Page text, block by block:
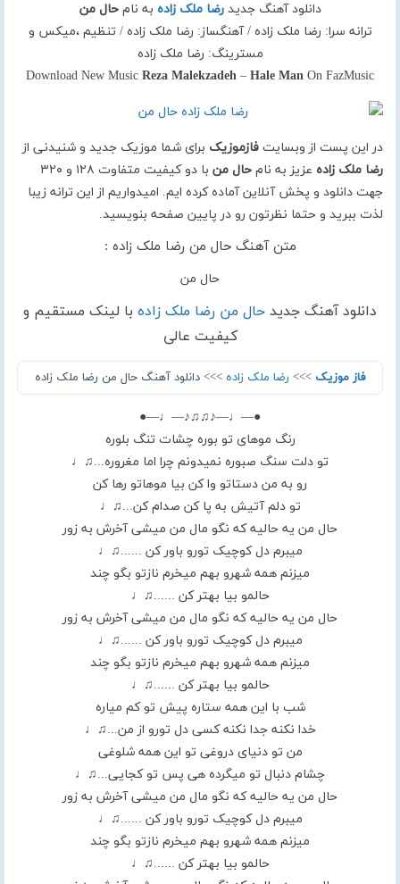
دانلود آهنگ جدیدرضا ملک زاده به نامحال من
ترانه سرا: رضا ملک زاده / آهنگساز: رضا ملک زاده / تنظیم ،میکس و
مسترینگ: رضا ملک زاده
Download New Music Reza Malekzadeh – Hale Man On FazMusic
در این پست از وبسایتفازموزیک برای شما موزیک جدید و شنیدنی از
رضا ملک زاده عزیز به نامحال من
با دو کیفیت متفاوت ۱۲۸ و ۳۲۰
جهت دانلود و پخش آنلاین آماده کرده ایم. امیدواریم از این ترانه زیبا
لذت ببرید و حتما نظرتون رو در پایین صفحه بنویسید.
متن آهنگ حال من رضا ملک زاده :
حال من
دانلود آهنگ جدید حال من رضا ملک زاده با لینک مستقیم و
کیفیت عالی
فاز موزیک >>> رضا ملک زاده >>> دانلود آهنگ حال من رضا ملک زاده
●—♩—♪♫♫♪—♩—●
رنگ موهای تو بوره چشات تنگ بلوره
تو دلت سنگ صبوره نمیدونم چرا اما مغروره...♫♩
رو به من دستاتو وا کن بیا موهاتو رها کن
تو دلم آتیش به پا کن صدام کن...♫♩
حال من یه حالیه که نگو مال من میشی آخرش به زور
میبرم دل کوچیک تورو باور کن ......♫♩
میزنم همه شهرو بهم میخرم نازتو بگو چند
حالمو بیا بهتر کن ......♫♩
حال من یه حالیه که نگو مال من میشی آخرش به زور
میبرم دل کوچیک تورو باور کن ......♫♩
میزنم همه شهرو بهم میخرم نازتو بگو چند
حالمو بیا بهتر کن ......♫♩
شب با این همه ستاره پیش تو کم میاره
خدا نکنه جدا نکنه کسی دل تورو از من...♫♩
من تو دنیای دروغی تو این همه شلوغی
چشام دنبال تو میگرده هی پس تو کجایی...♫♩
حال من یه حالیه که نگو مال من میشی آخرش به زور
میبرم دل کوچیک تورو باور کن ......♫♩
میزنم همه شهرو بهم میخرم نازتو بگو چند
حالمو بیا بهتر کن ......♫♩